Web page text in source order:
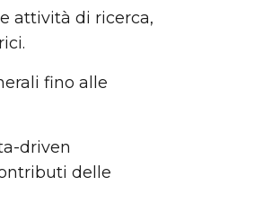
attività di ricerca,
fino alle
driven
delle